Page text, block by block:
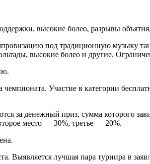
высокие болео, разрывы
под традиционную музыку
высокие болео и другие.
Участие в категории
за денежный приз, сумма которого
место — 30%, третье — 20%.
Выявляется лучшая пара турнира в